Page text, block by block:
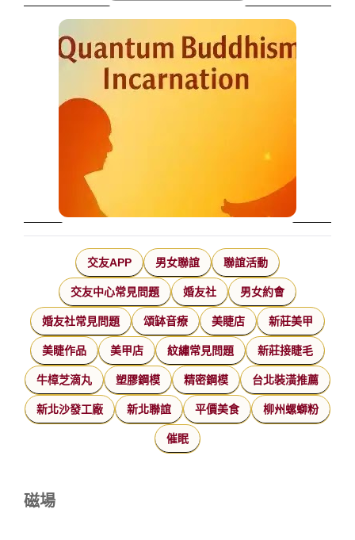
交友APP 男女聯誼 聯誼活動
交友中心常見問題 婚友社 男女約會
婚友社常見問題 頌缽音療 美睫店 新莊美甲
美睫作品 美甲店 紋繡常見問題 新莊接睫毛
牛樟芝滴丸 塑膠鋼模 精密鋼模 台北裝潢推薦
新北沙發工廠 新北聯誼 平價美食 柳州螺螄粉
催眠
磁場